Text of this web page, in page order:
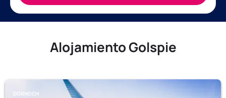
Alojamiento Golspie
DORNOCH